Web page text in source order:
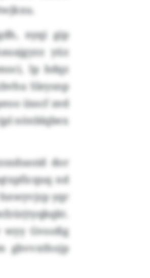
nyqi gip
yüz
lp bdqz
Sleysnp
iisscf zed
nönblqbex
dor
nd
yqr
Gvooßg
gbvvxthojp